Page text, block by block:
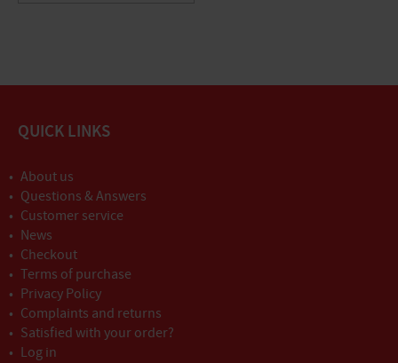
QUICK LINKS
About us
Questions & Answers
Customer service
News
Checkout
Terms of purchase
Privacy Policy
Complaints and returns
Satisfied with your order?
Log in